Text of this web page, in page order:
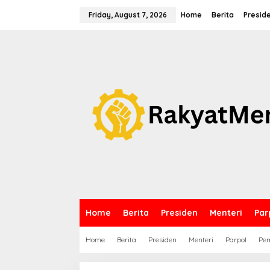
Friday, August 7, 2026 Home Berita
Home Berita Presiden Menteri
Home Berita Presiden Menteri Parpol